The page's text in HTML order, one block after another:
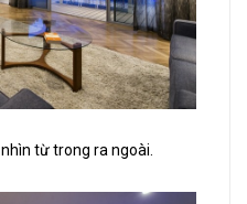
từ trong ra ngoài.